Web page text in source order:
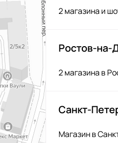
2 магазина и
Ростов-на-
2 магазина в
Санкт-
Магазин в